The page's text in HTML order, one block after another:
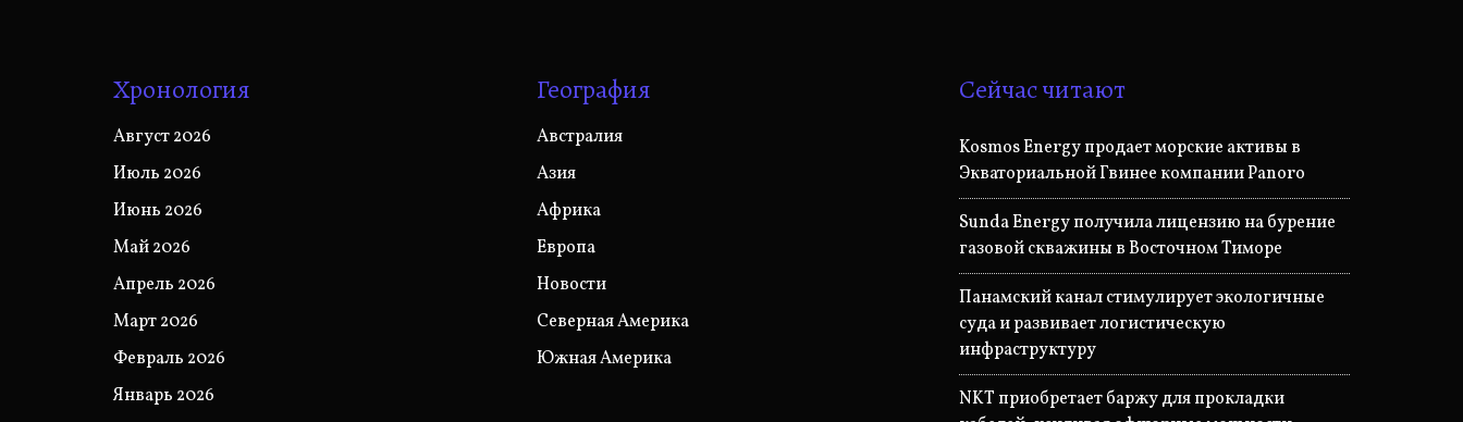
Хронология
Август 2026
Июль 2026
Июнь 2026
Май 2026
Апрель 2026
Март 2026
Февраль 2026
Январь 2026
География
Австралия
Азия
Африка
Европа
Новости
Северная Америка
Южная Америка
Сейчас читают
Kosmos Energy продает морские активы в
Экваториальной Гвинее компании Panoro
Sunda Energy получила лицензию на бурение
газовой скважины в Восточном Тиморе
Панамский канал стимулирует экологичные
суда и развивает логистическую
инфраструктуру
NKT приобретает баржу для прокладки